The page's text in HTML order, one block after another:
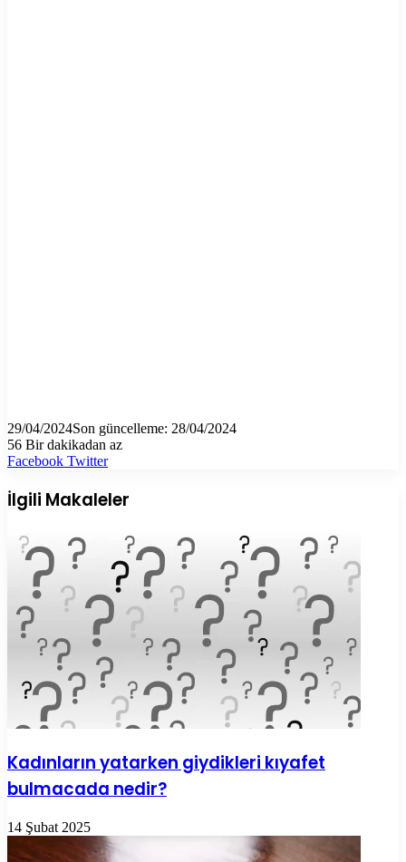
29/04/2024Son güncelleme: 28/04/2024
56 Bir dakikadan az
Facebook TwitterLinkedIn
Tumblr
Pinterest
Reddit
VKontakte
E-
ile
paylaş
Yazdır
İlgili Makaleler
Kadınların yatarken giydikleri kıyafet
bulmacada nedir?
14 Şubat 2025